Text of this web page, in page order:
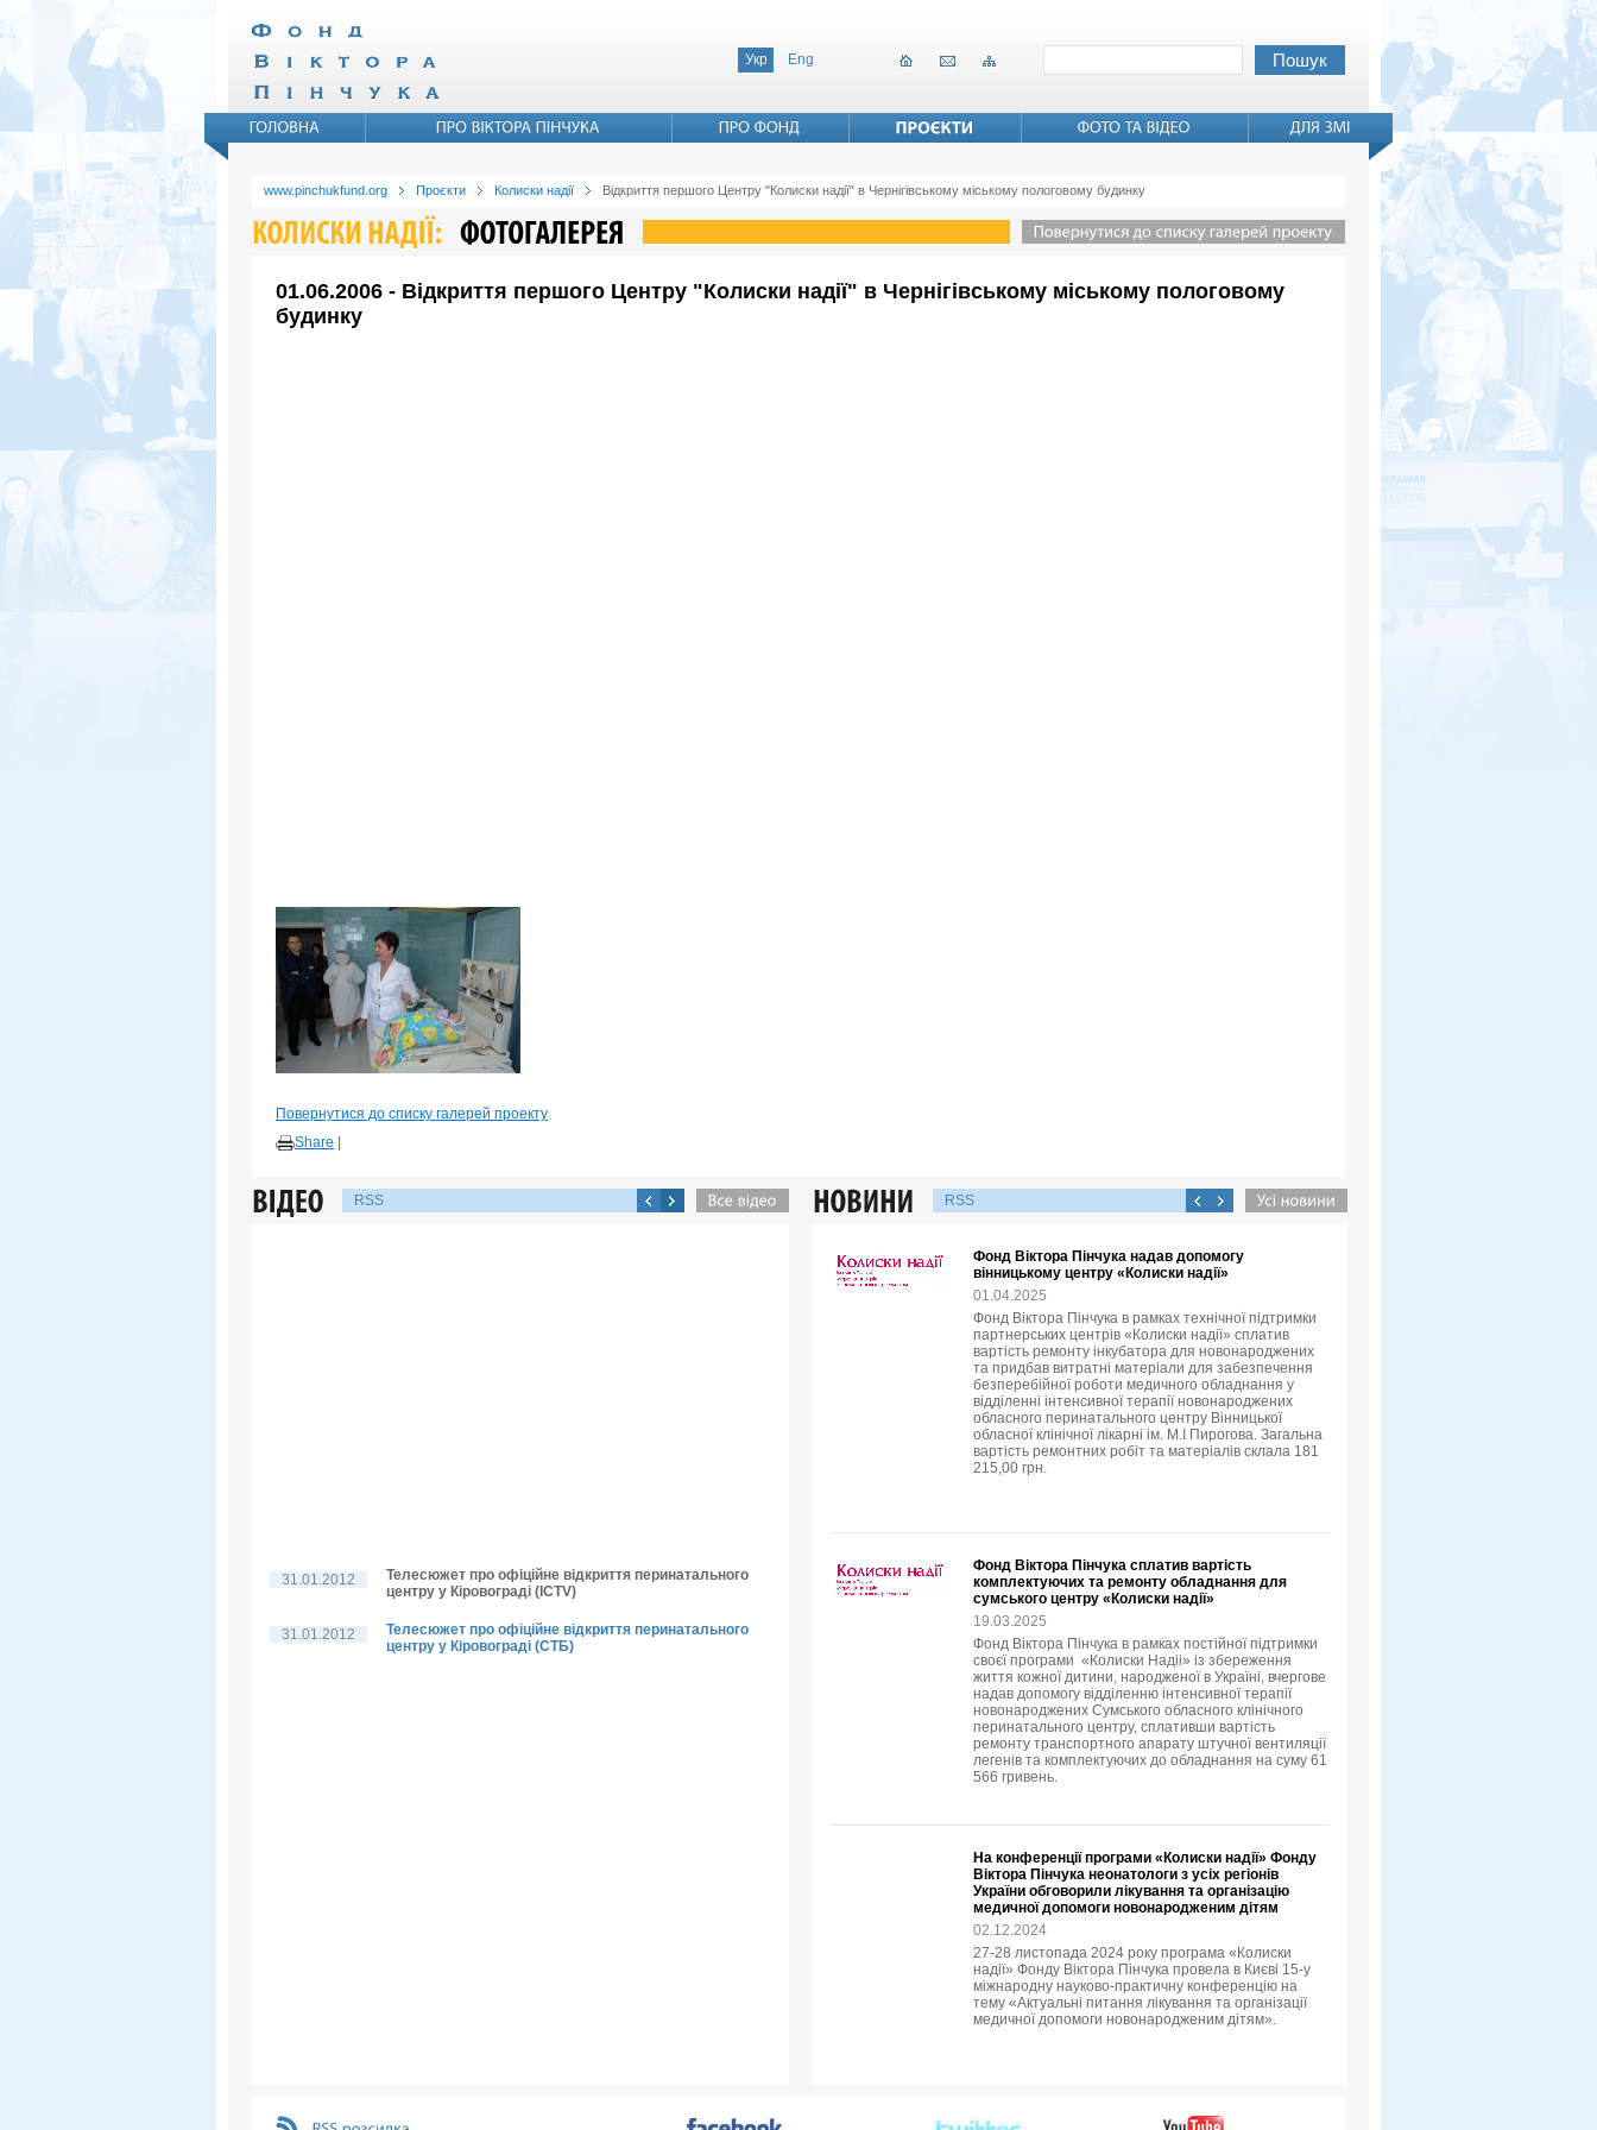
Укр Eng
www.pinchukfund.org Проєкти Колиски надії Відкриття першого Центру "Колиски надії" в Чернігівському міському пологовому будинку
01.06.2006 - Відкриття першого Центру "Колиски надії" в Чернігівському міському пологовому
будинку
Повернутися до списку галерей проекту
Share
RSS
31.01.2012
Телесюжет про офіційне відкриття перинатального
центру у Кіровограді (ICTV)
31.01.2012
Телесюжет про офіційне відкриття перинатального
центру у Кіровограді (СТБ)
RSS
Фонд Віктора Пінчука надав допомогу
вінницькому центру «Колиски надії»
01.04.2025
Фонд Віктора Пінчука в рамках технічної підтримки
партнерських центрів «Колиски надії» сплатив
вартість ремонту інкубатора для новонароджених
та придбав витратні матеріали для забезпечення
безперебійної роботи медичного обладнання у
відділенні інтенсивної терапії новонароджених
обласного перинатального центру Вінницької
обласної клінічної лікарні ім. М.І Пирогова. Загальна
вартість ремонтних робіт та матеріалів склала 181
215,00 грн.
Фонд Віктора Пінчука сплатив вартість
комплектуючих та ремонту обладнання для
сумського центру «Колиски надії»
19.03.2025
Фонд Віктора Пінчука в рамках постійної підтримки
своєї програми «Колиски Надіі» із збереження
життя кожної дитини, народженої в Україні, вчергове
надав допомогу відділенню інтенсивної терапії
новонароджених Сумського обласного клінічного
перинатального центру, сплативши вартість
ремонту транспортного апарату штучної вентиляції
легенів та комплектуючих до обладнання на суму 61
566 гривень.
На конференції програми «Колиски надії» Фонду
Віктора Пінчука неонатологи з усіх регіонів
України обговорили лікування та організацію
медичної допомоги новонародженим дітям
02.12.2024
27-28 листопада 2024 року програма «Колиски
надії» Фонду Віктора Пінчука провела в Києві 15-у
міжнародну науково-практичну конференцію на
тему «Актуальні питання лікування та організації
медичної допомоги новонародженим дітям».